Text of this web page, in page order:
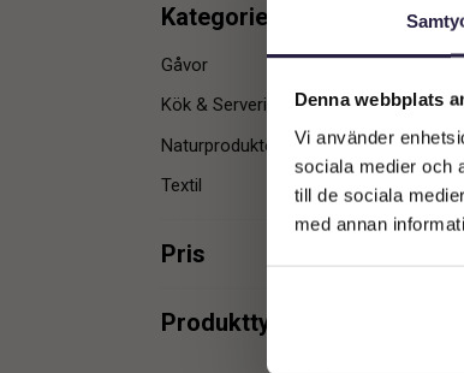
Denna webbplats
Vi använder
sociala medier och
till de sociala
med annan
Kategorier
Gåvor
1
Kök & Servering
1
Naturprodukter & Tillbehör
1
Textil
Pris
Produkttyper